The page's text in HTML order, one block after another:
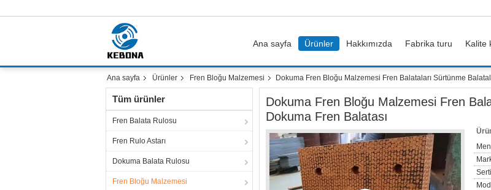
Ana sayfa Ürünler Hakkımızda Fabrika turu Kalite
Ana sayfa Ürünler Fren Bloğu Malzemesi Dokuma Fren Bloğu Malzemesi Fren Balataları Sürtünme
Tüm ürünler
Fren Balata Rulosu
Fren Rulo Astarı
Dokuma Balata Rulosu
Fren Bloğu Malzemesi
Dokuma Fren Bloğu Malzemesi Fren
Dokuma Fren Balatası